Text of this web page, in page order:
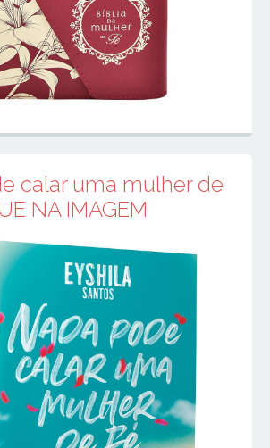
calar uma mulher de
NA IMAGEM